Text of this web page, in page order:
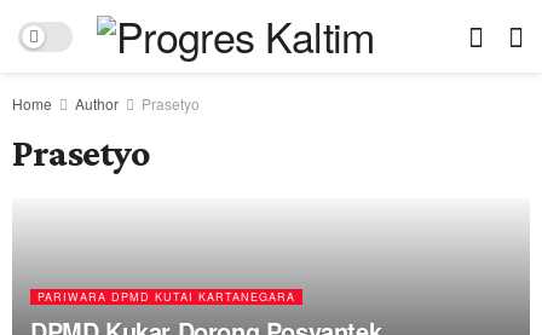
Home Author Prasetyo
Prasetyo
PARIWARA DPMD KUTAI KARTANEGARA